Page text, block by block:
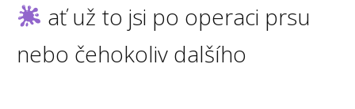
ať už to jsi po operaci prsu
nebo čehokoliv dalšího